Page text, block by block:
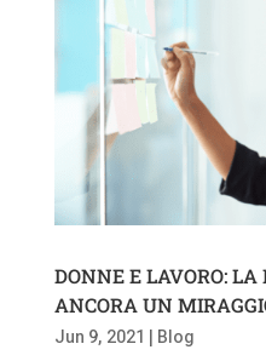
DONNE E LAVORO: LA
ANCORA UN
Jun 9, 2021 Blog